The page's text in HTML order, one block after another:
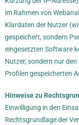
im Rahmen von
Klardaten der Nutzer
gespeichert, sondern
eingesetzten Software
Nutzer, sondern nur
Profilen gespeicherten
Hinweise zu
Einwilligung in den
Rechtsgrundlage der